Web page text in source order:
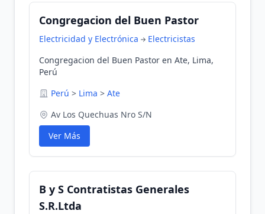
Congregacion del Buen Pastor
Electricidad y Electrónica
Electricistas
Congregacion del Buen Pastor en Ate, Lima,
Perú
Perú > Lima > Ate
Av Los Quechuas Nro S/N
Ver Más
B y S Contratistas Generales
S.R.Ltda